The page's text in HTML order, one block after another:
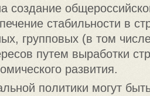
создание
стабильности в
групповых (в том
путем выработки
развития.
политики могут